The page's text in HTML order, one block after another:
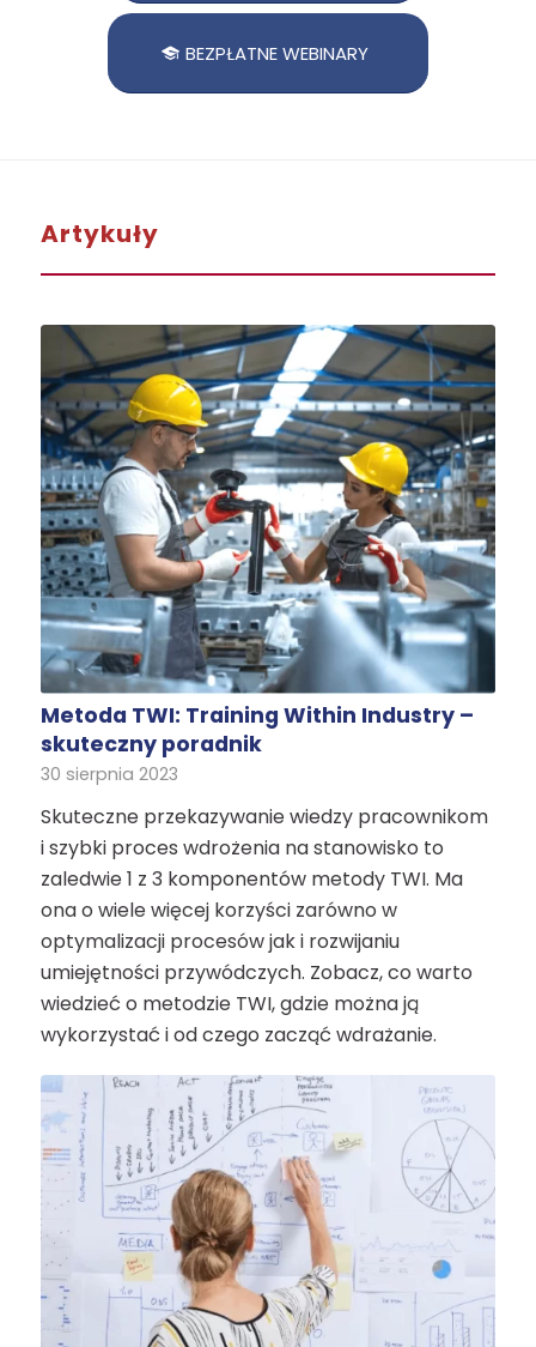
BEZPŁATNE WEBINARY
Artykuły
Metoda TWI: Training Within Industry –
skuteczny poradnik
30 sierpnia 2023
Skuteczne przekazywanie wiedzy pracownikom
i szybki proces wdrożenia na stanowisko to
zaledwie 1 z 3 komponentów metody TWI. Ma
ona o wiele więcej korzyści zarówno w
optymalizacji procesów jak i rozwijaniu
umiejętności przywódczych. Zobacz, co warto
wiedzieć o metodzie TWI, gdzie można ją
wykorzystać i od czego zacząć wdrażanie.